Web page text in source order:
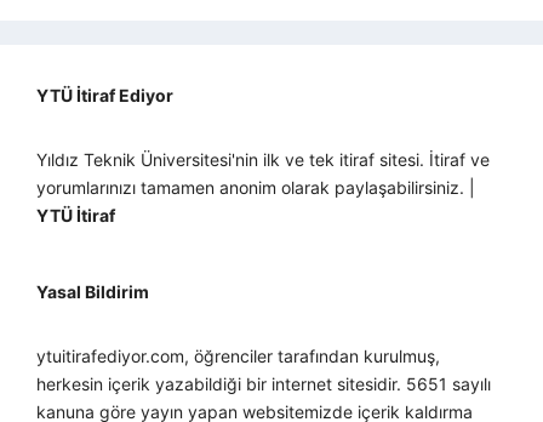
YTÜ İtiraf Ediyor
Yıldız Teknik Üniversitesi'nin ilk ve tek itiraf sitesi. İtiraf ve
yorumlarınızı tamamen anonim olarak paylaşabilirsiniz. |
YTÜ İtiraf
Yasal Bildirim
ytuitirafediyor.com, öğrenciler tarafından kurulmuş,
herkesin içerik yazabildiği bir internet sitesidir. 5651 sayılı
kanuna göre yayın yapan websitemizde içerik kaldırma